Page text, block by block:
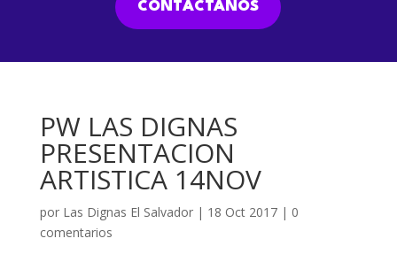
CONTÁCTANOS
PW LAS DIGNAS
PRESENTACION
ARTISTICA 14NOV
por Las Dignas El Salvador| 18 Oct 2017| 0
comentarios